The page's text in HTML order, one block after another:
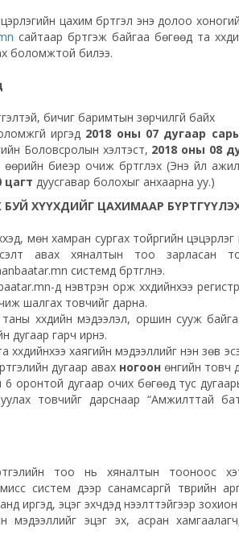
цахим бүртгэл энэ долоо
сайтаар бүртгэж байгаа бөгөөд та
боломжтой билээ.
бичиг баримтын зөрчилгүй байх
иргэд 2018 оны 07 дугаар
Боловсролын хэлтэст, 2018 оны 08
биеэр очиж бүртгүүлэх (Энэ үйл
цагт дуусгавар болохыг анхаарна уу.)
ХҮҮХДИЙГ ЦАХИМААР
мөн хамран сургах тойргийн
авах хяналтын тоо зарласан
системд бүртгүүлнэ.
д нэвтрэн орж хүүхдийнхээ
шалгах товчийг дарна.
хүүхдийн мэдээлэл, оршин сууж
дугаар гарч ирнэ.
хүүхдийнхээ хаягийн мэдээллийг үнэн зөв
дугаар авах ногоон өнгийн товч
оронтой дугаар очих бөгөөд тус
товчийг дарснаар “Амжилттай
тоо нь хяналтын тооноос
систем дээр санамсаргүй түүврийн
иргэд, эцэг эхчүүдэд нээлттэйгээр
мэдээллийг эцэг эх, асран